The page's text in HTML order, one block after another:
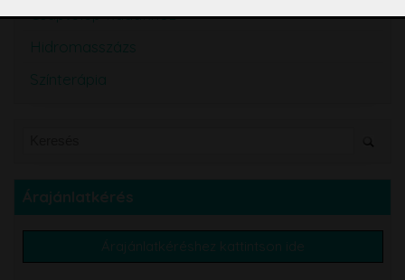
Csaptelep kádakhoz
Hidromasszázs
Színterápia
Árajánlatkérés
Árajánlatkéréshez kattintson ide